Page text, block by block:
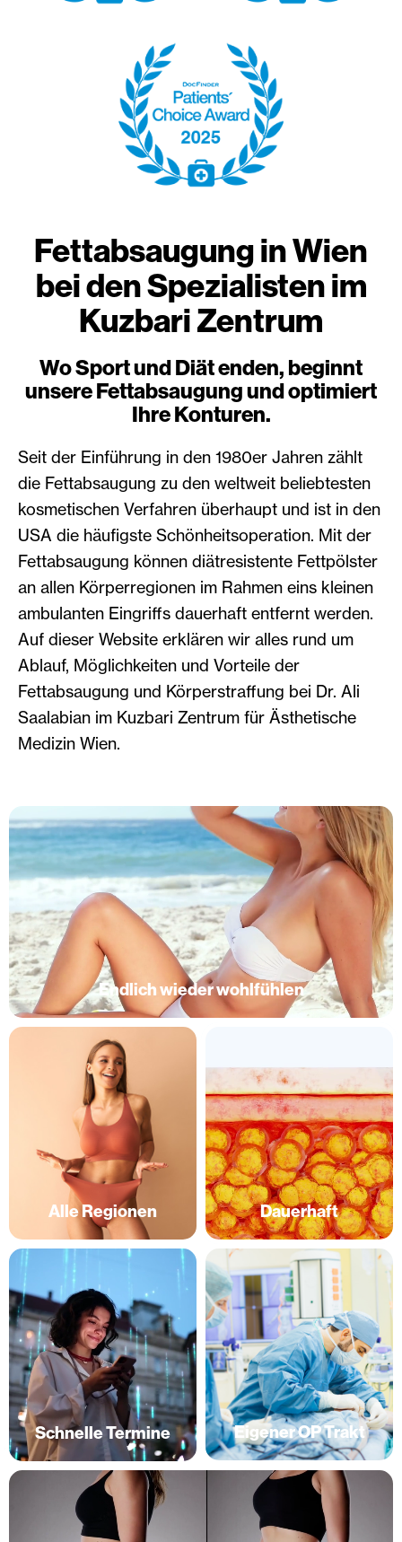
Fettabsaugung in Wien
bei den Spezialisten im
Kuzbari Zentrum
Wo Sport und Diät enden, beginnt
unsere Fettabsaugung und optimiert
Ihre Konturen.
Seit der Einführung in den 1980er Jahren zählt
die Fettabsaugung zu den weltweit beliebtesten
kosmetischen Verfahren überhaupt und ist in den
USA die häufigste Schönheitsoperation. Mit der
Fettabsaugung können diätresistente Fettpölster
an allen Körperregionen im Rahmen eins kleinen
ambulanten Eingriffs dauerhaft entfernt werden.
Auf dieser Website erklären wir alles rund um
Ablauf, Möglichkeiten und Vorteile der
Fettabsaugung und Körperstraffung bei Dr. Ali
Saalabian im Kuzbari Zentrum für Ästhetische
Medizin Wien.
Endlich wieder wohlfühlen
Alle Regionen Dauerhaft
Schnelle Termine Eigener OP Trakt